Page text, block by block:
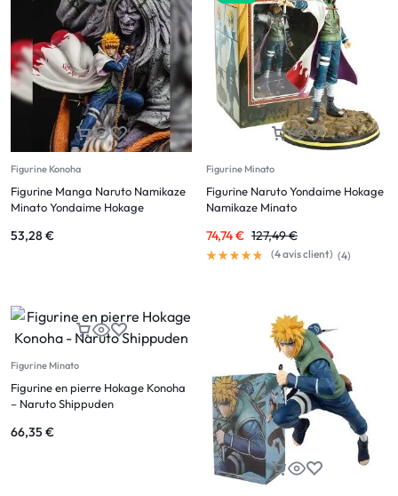
Figurine Konoha
Figurine Manga Naruto Namikaze
Minato Yondaime Hokage
53,28€
Figurine Minato
Figurine Naruto Yondaime Hokage
Namikaze Minato
127,49€
74,74€
(4avis client) (4)
Figurine Minato
Figurine en pierre Hokage Konoha
– Naruto Shippuden
66,35 €